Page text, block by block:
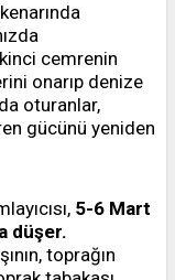
cemrenin
onarıp denize
oturanlar,
gücünü yeniden
5-6 Mart
düşer.
toprağın